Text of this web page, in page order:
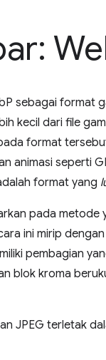
sebagai format
kecil dari file
format
animasi seperti
format yang
pada metode
ini mirip
pembagian
blok kroma
JPEG terletak